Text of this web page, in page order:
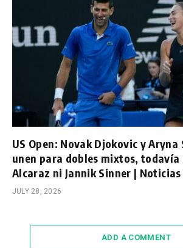
US Open: Novak Djokovic y Aryna
unen para dobles mixtos, todavía
Alcaraz ni Jannik Sinner |
JULY 28, 2026
ADD A COMMENT